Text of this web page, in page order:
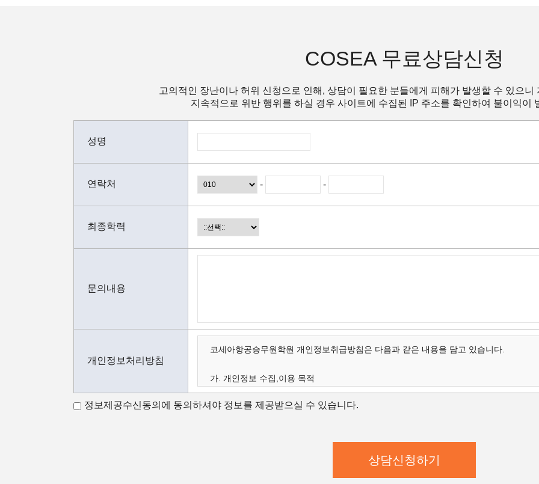
COSEA 무료상담신청
고의적인 장난이나 허위 신청으로 인해, 상담이 필요한 분들에게 피해가 발생할 수 있으니
지속적으로 위반 행위를 하실 경우 사이트에 수집된 IP 주소를 확인하여 불이익이
성명
연락처 - -
최종학력
문의내용
개인정보처리방침
코세아항공승무원학원 개인정보취급방침은 다음과 같은 내용을 담고 있습니다.
가. 개인정보 수집,이용 목적
나. 수집하는 개인정보의 항목
다. 개인정보의 보유 및 이용 기간
- 홈페이지 내 상담신청(입학문의, 상담신청)
- 과정문의에 대한 학과담당자들의 전화 및 이메일 상담
정보제공수신동의에 동의하셔야 정보를 제공받으실 수 있습니다.